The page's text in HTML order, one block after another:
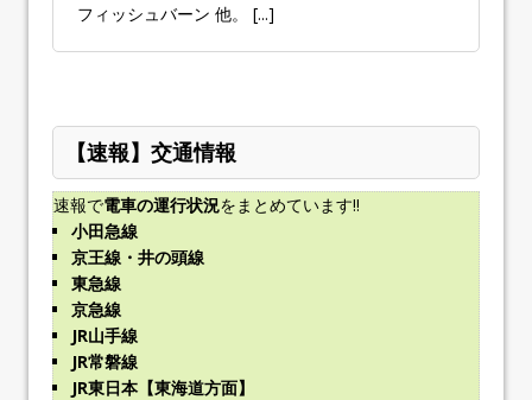
フィッシュバーン 他。 [...]
【速報】交通情報
速報で電車の運行状況をまとめています!!
小田急線
京王線・井の頭線
東急線
京急線
JR山手線
JR常磐線
JR東日本【東海道方面】